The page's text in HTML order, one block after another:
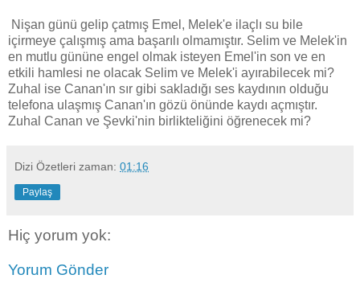
Nişan günü gelip çatmış Emel, Melek'e ilaçlı su bile
içirmeye çalışmış ama başarılı olmamıştır. Selim ve Melek'in
en mutlu gününe engel olmak isteyen Emel'in son ve en
etkili hamlesi ne olacak Selim ve Melek'i ayırabilecek mi?
Zuhal ise Canan'ın sır gibi sakladığı ses kaydının olduğu
telefona ulaşmış Canan'ın gözü önünde kaydı açmıştır.
Zuhal Canan ve Şevki'nin birlikteliğini öğrenecek mi?
Dizi Özetleri zaman: 01:16
Paylaş
Hiç yorum yok:
Yorum Gönder